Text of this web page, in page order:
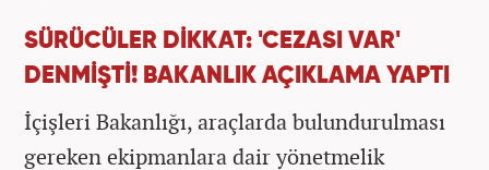
SÜRÜCÜLER DİKKAT: 'CEZASI VAR'
DENMİŞTİ! BAKANLIK AÇIKLAMA YAPTI
İçişleri Bakanlığı, araçlarda bulundurulması
gereken ekipmanlara dair yönetmelik